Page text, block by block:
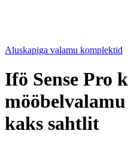
Aluskapiga valamu komplektid
Ifö Sense Pro
kaks sahtlit